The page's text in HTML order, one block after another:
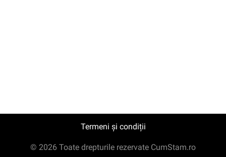
Termeni și condiții
© 2026 Toate drepturile rezervate CumStam.ro